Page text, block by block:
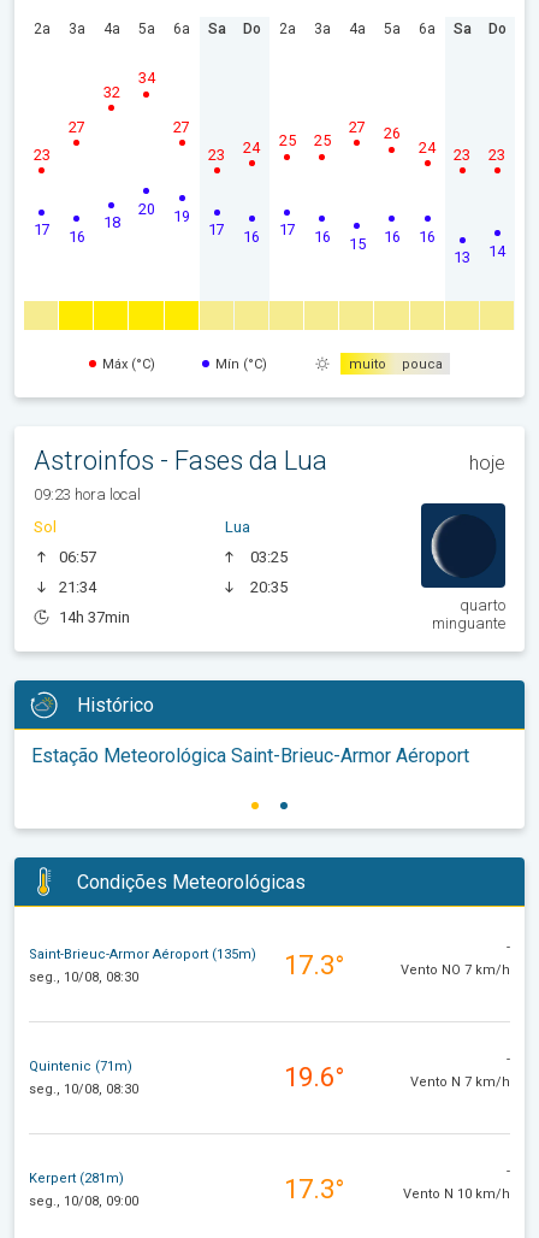
2a
17
23
3a
16
27
4a
18
32
5a
20
34
6a
19
27
Sa
17
23
Do
16
24
2a
17
25
3a
16
25
4a
15
27
5a
16
26
6a
16
24
Sa
13
23
Do
14
23
Máx (°C) Mín (°C) muito pouca
Astroinfos - Fases da Lua hoje
09:23 hora local
Sol
06:57
21:34
14h 37min
Lua
03:25
20:35
quarto
minguante
Histórico
Estação Meteorológica Saint-Brieuc-Armor Aéroport
Condições Meteorológicas
Saint-Brieuc-Armor Aéroport (135m)
seg., 10/08, 08:30
17.3°
-
Vento NO 7 km/h
Quintenic (71m)
seg., 10/08, 08:30
19.6°
-
Vento N 7 km/h
Kerpert (281m)
seg., 10/08, 09:00
17.3°
-
Vento N 10 km/h